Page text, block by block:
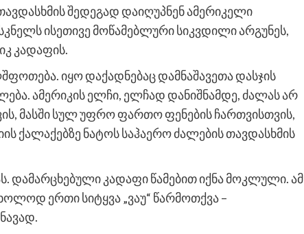
შედეგად დაიღუპნენ ამერიკელი
ისეთივე მოწამებლური სიკვდილი არგუნეს,
კადაფის.
იყო დაქადნებაც დამნაშავეთა დასჯის
ამერიკის ელჩი, ელჩად დანიშნამდე, ძალას არ
მასში სულ უფრო ფართო ფენების ჩართვისთვის,
ქალაქებზე ნატოს საჰაერო ძალების თავდასხმის
დამარცხებული კადაფი წამებით იქნა მოკლული. ამ
ერთი სიტყვა „ვაუ“ წარმოთქვა –